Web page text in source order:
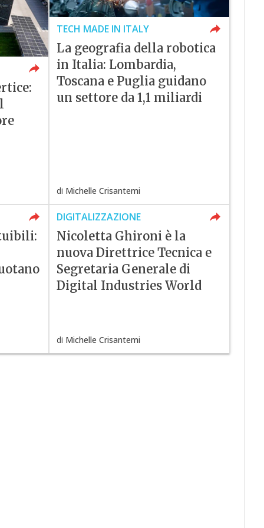
TECH MADE IN ITALY
La geografia della robotica
in Italia: Lombardia,
Toscana e Puglia guidano
un settore da 1,1 miliardi
di Michelle Crisantemi
DIGITALIZZAZIONE
Nicoletta Ghironi è la
nuova Direttrice Tecnica e
Segretaria Generale di
Digital Industries World
di Michelle Crisantemi